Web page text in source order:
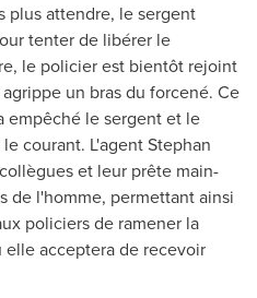
plus attendre, le sergent
tenter de libérer le
le policier est bientôt rejoint
un bras du forcené. Ce
empêché le sergent et le
courant. L'agentStephan
et leur prête main-
de l'homme, permettant ainsi
policiers de ramener la
acceptera de recevoir